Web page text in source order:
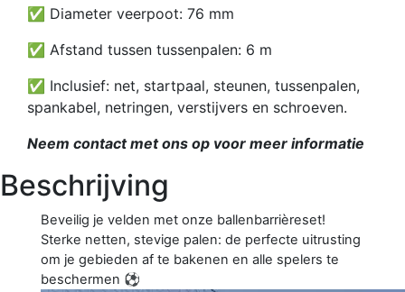
✅ Diameter veerpoot: 76 mm
✅ Afstand tussen tussenpalen: 6 m
✅ Inclusief: net, startpaal, steunen, tussenpalen,
spankabel, netringen, verstijvers en schroeven.
Neem contact met ons op voor meer informatie
Beschrijving
Beveilig je velden met onze ballenbarrièreset!
Sterke netten, stevige palen: de perfecte uitrusting
om je gebieden af te bakenen en alle spelers te
beschermen ⚽